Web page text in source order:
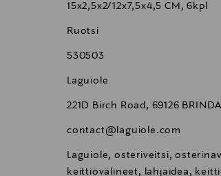
15x2,5x2/12x7,5x4,5 CM, 6kpl
Ruotsi
530503
Laguiole
221D Birch Road, 69126
contact@laguiole.com
Laguiole, osteriveitsi,
keittiövälineet, lahjaidea,